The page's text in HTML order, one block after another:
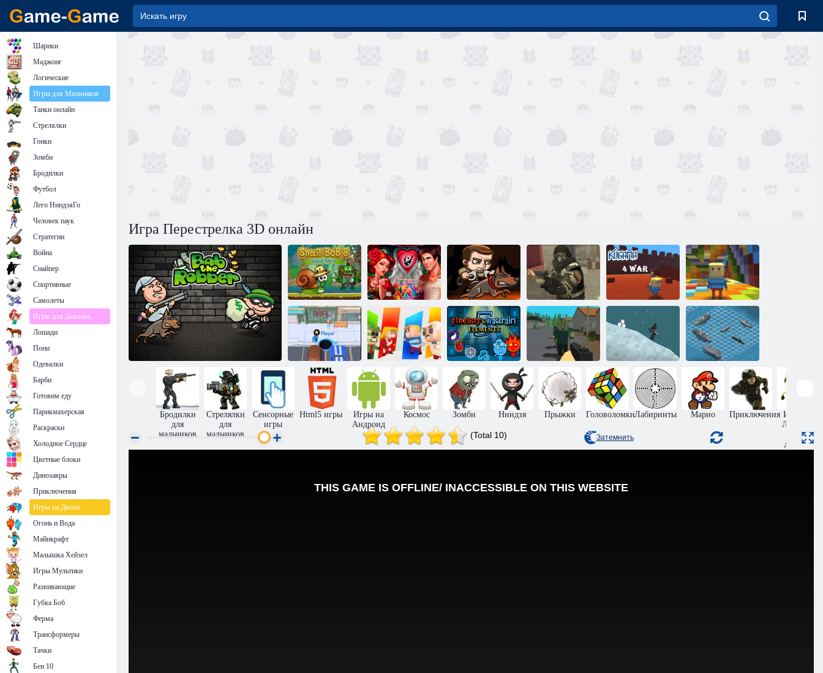
Игра Перестрелка 3D онлайн
Улитка Боб 8:
история на
острове
Верность:
Рыцари и
Принцессы
Ловкие воры 3:
Караульная
служба
Замаскированная
сила
Когама:
Четырехсторонняя
война
Когама:
радужный
паркур
Чёрная дыра Когама: Ковара Огонь и Вода 5
Лесное
выживание
Ниндзя.ио
Война с
линкором
Бродилки
для
мальчиков
Стрелялки
для
мальчиков
Сенсорные
игры
Html5 игры
Игры на
Андроид
Космос Зомби Ниндзя Прыжки ГоловоломкиЛабиринты Марио Приключения Игры на
Ловкость
для
девочек
(Total 10) Затемнить
Шарики
Маджонг
Логические
Игры для Мальчиков
Танки онлайн
Стрелялки
Гонки
Зомби
Бродилки
Футбол
Лего НиндзяГо
Человек паук
Стратегии
Война
Снайпер
Спортивные
Самолеты
Игры для Девочек
Лошади
Пони
Одевалки
Барби
Готовим еду
Парикмахерская
Раскраски
Холодное Сердце
Цветные блоки
Динозавры
Приключения
Игры на Двоих
Огонь и Вода
Майнкрафт
Малышка Хейзел
Игры Мультики
Развивающие
Губка Боб
Ферма
Трансформеры
Тачки
Бен 10